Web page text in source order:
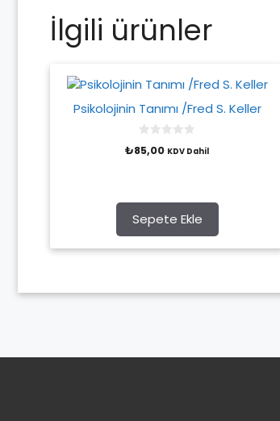
İlgili ürünler
Psikolojinin Tanımı /Fred S. Keller
0
o
5
₺85,00 KDV Dahil
Sepete Ekle